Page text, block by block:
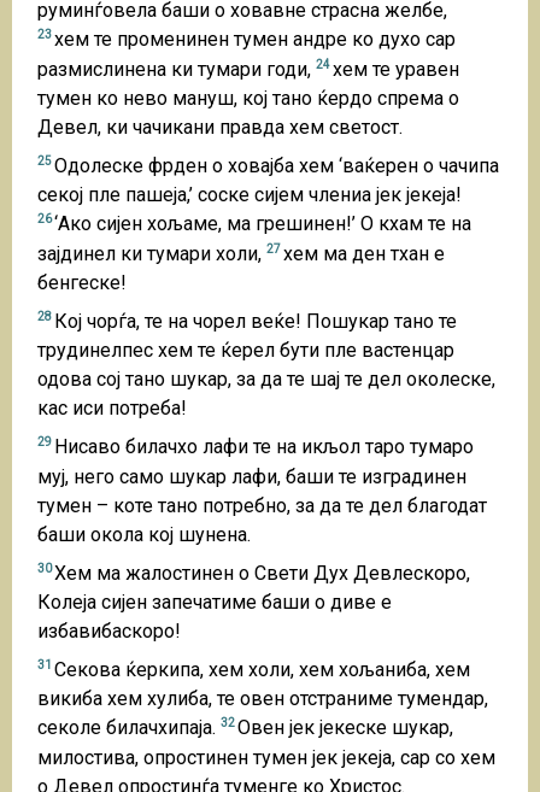
руминѓовела баши о ховавне страсна желбе,
23хем те променинен тумен андре ко духо сар
размислинена ки тумари годи, 24хем те уравен
тумен ко нево мануш, кој тано ќердо спрема о
Девел, ки чачикани правда хем светост.
25Одолеске фрден о ховајба хем ‘ваќерен о чачипа
секој пле пашеја,’ соске сијем члениа јек јекеја!
26‘Ако сијен хољаме, ма грешинен!’ О кхам те на
зајдинел ки тумари холи, 27хем ма ден тхан е
бенгеске!
28 Кој чорѓа, те на чорел веќе! Пошукар тано те
трудинелпес хем те ќерел бути пле вастенцар
одова сој тано шукар, за да те шај те дел околеске,
кас иси потреба!
29 Нисаво билачхо лафи те на икљол таро тумаро
муј, него само шукар лафи, баши те изградинен
тумен – коте тано потребно, за да те дел благодат
баши окола кој шунена.
30Хем ма жалостинен о Свети Дух Девлескоро,
Колеја сијен запечатиме баши о диве е
избавибаскоро!
31 Секова ќеркипа, хем холи, хем хољаниба, хем
викиба хем хулиба, те овен отстраниме тумендар,
секоле билачхипаја. 32Овен јек јекеске шукар,
милостива, опростинен тумен јек јекеја, сар со хем
о Девел опростинѓа туменге ко Христос.